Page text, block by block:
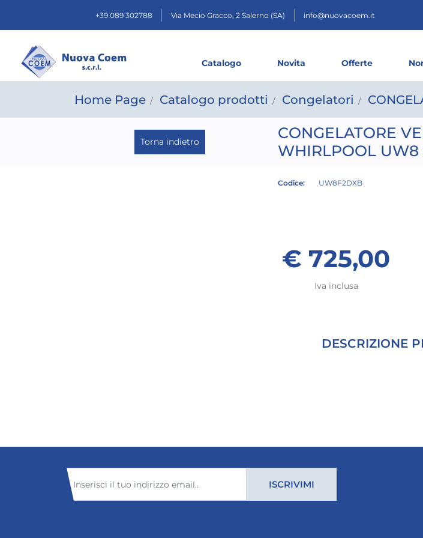
+39 089 302788 Via Mecio Gracco, 2 Salerno (SA) info@nuovacoem.it
Catalogo Novita Offerte
Home Page Catalogo prodotti Congelatori
Torna indietro
CONGELATORE
WHIRLPOOL UW8
Codice: UW8F2DXB
€ 725,00
Iva inclusa
DESCRIZIONE